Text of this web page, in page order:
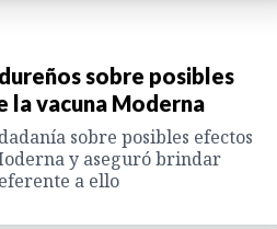
sobre posibles
la vacuna Moderna
sobre posibles efectos
y aseguró brindar
a ello